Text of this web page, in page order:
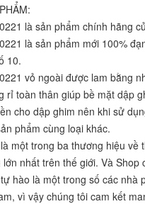
là sản phẩm chính hãng
là sản phẩm mới 100%
10.
vỏ ngoài được lam bằng
rỉ toàn thân giúp bề mặt dập
cho dập ghim nên khi sử
phẩm cùng loại khác.
một trong ba thương hiệu về
nhất trên thế giới. Và Shop
hào là một trong số các nhà
vì vậy chúng tôi cam kết